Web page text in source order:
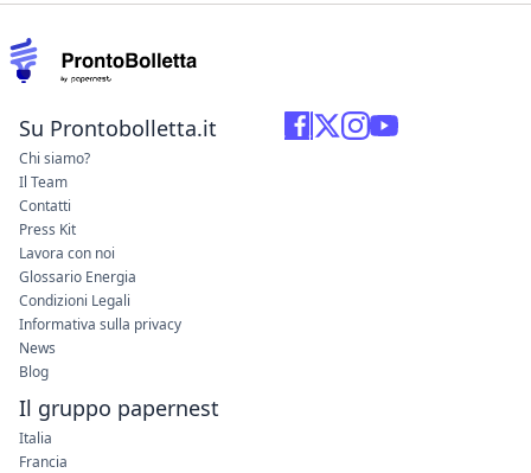
Su Prontobolletta.it
Chi siamo?
Il Team
Contatti
Press Kit
Lavora con noi
Glossario Energia
Condizioni Legali
Informativa sulla privacy
News
Blog
Il gruppo papernest
Italia
Francia